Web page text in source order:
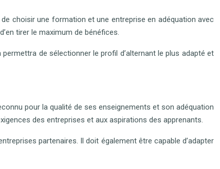
choisir une formation et une entreprise en adéquation avec
tirer le maximum de bénéfices.
de sélectionner le profil d’alternant le plus adapté et
pour la qualité de ses enseignements et son adéquation
des entreprises et aux aspirations des apprenants.
partenaires. Il doit également être capable d’adapter